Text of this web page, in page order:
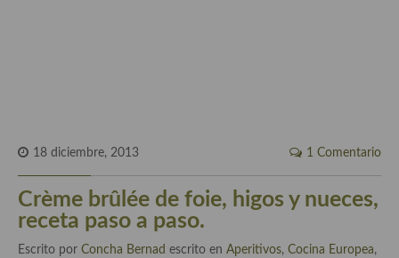
En El Candelero
Las opiniones de la «Cocinera»
18 diciembre, 2013 1 Comentario
Crème brûlée de foie, higos y nueces,
receta paso a paso.
Escrito por Concha Bernad escrito en Aperitivos, Cocina Europea,